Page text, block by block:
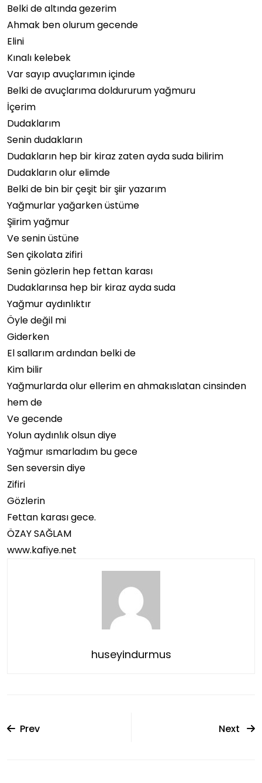
Belki de altında gezerim
Ahmak ben olurum gecende
Elini
Kınalı kelebek
Var sayıp avuçlarımın içinde
Belki de avuçlarıma doldururum yağmuru
İçerim
Dudaklarım
Senin dudakların
Dudakların hep bir kiraz zaten ayda suda bilirim
Dudakların olur elimde
Belki de bin bir çeşit bir şiir yazarım
Yağmurlar yağarken üstüme
Şiirim yağmur
Ve senin üstüne
Sen çikolata zifiri
Senin gözlerin hep fettan karası
Dudaklarınsa hep bir kiraz ayda suda
Yağmur aydınlıktır
Öyle değil mi
Giderken
El sallarım ardından belki de
Kim bilir
Yağmurlarda olur ellerim en ahmakıslatan cinsinden
hem de
Ve gecende
Yolun aydınlık olsun diye
Yağmur ısmarladım bu gece
Sen seversin diye
Zifiri
Gözlerin
Fettan karası gece.
ÖZAY SAĞLAM
www.kafiye.net
huseyindurmus
Prev Next